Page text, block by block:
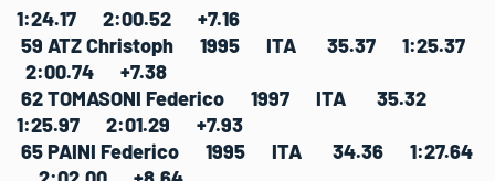
1:24.17 2:00.52 +7.16
59 ATZ Christoph 1995 ITA 35.37 1:25.37
2:00.74 +7.38
62 TOMASONI Federico 1997 ITA 35.32
1:25.97 2:01.29 +7.93
65 PAINI Federico 1995 ITA 34.36 1:27.64